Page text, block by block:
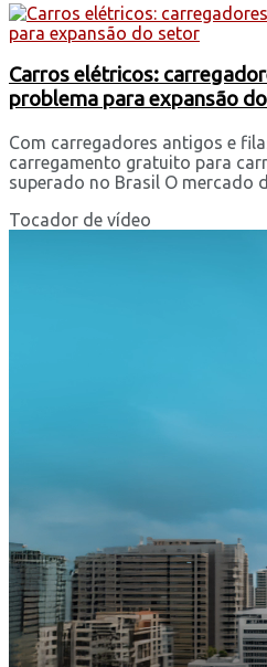
Carros elétricos:
problema para expansão
Com carregadores antigos e
carregamento gratuito para
superado no Brasil O mercado
Tocador de vídeo